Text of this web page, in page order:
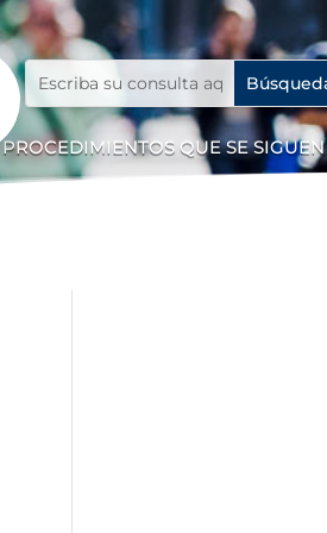
PROCEDIMIENTOS QUE SE SIGUEN